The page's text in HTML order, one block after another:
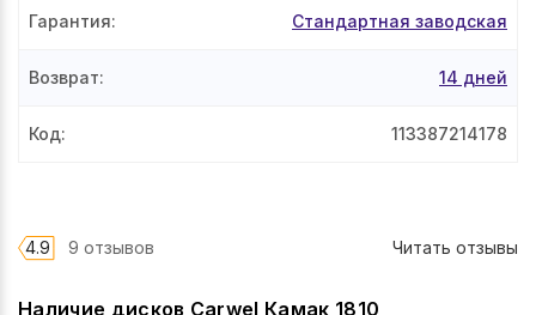
Наличие дисков Carwel Камак 1810
Гарантия: Стандартная заводская
Возврат: 14 дней
Код: 113387214178
4.9 9 отзывов Читать отзывы